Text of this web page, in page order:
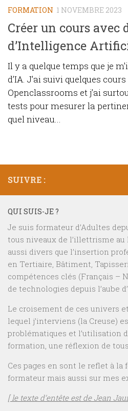
FORMATION 1 NOVEMBRE 2023
Créer un cours avec
d’Intelligence
Il y a quelque temps que je
d’IA. J’ai suivi quelques
Openclassrooms et j’ai
tests pour mesurer la
quel niveau...
SUIVRE :
QUI SUIS-JE ?
Je suis formateur d’Adultes
tous niveaux de l’illettrisme au
aussi divers que l’insertion
en Tertiaire, Bâtiment,
compétences clés (Français –
de technologies depuis l’aube
Le croisement de ces univers
lequel j’interviens (la Creuse)
problématiques et l’utilisation
formation, une réflexion de
Ces pages en sont le reflet à la
formateur mais aussi sur mes
[ le texte d’entête est de Jean